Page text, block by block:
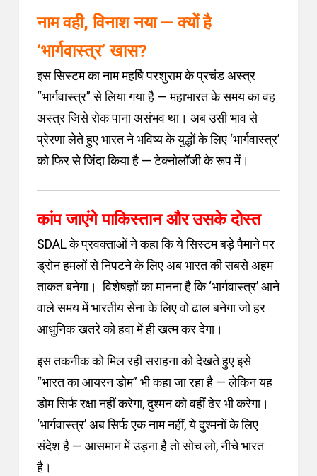
नाम वही, विनाश नया — क्यों है
‘भार्गवास्त्र’ खास?
इस सिस्टम का नाम महर्षि परशुराम के प्रचंड अस्त्र
“भार्गवास्त्र” से लिया गया है — महाभारत के समय का वह
अस्त्र जिसे रोक पाना असंभव था। अब उसी भाव से
प्रेरणा लेते हुए भारत ने भविष्य के युद्धों के लिए ‘भार्गवास्त्र’
को फिर से जिंदा किया है — टेक्नोलॉजी के रूप में।
कांप जाएंगे पाकिस्तान और उसके दोस्त
SDAL के प्रवक्ताओं ने कहा कि ये सिस्टम बड़े पैमाने पर
ड्रोन हमलों से निपटने के लिए अब भारत की सबसे अहम
ताकत बनेगा। विशेषज्ञों का मानना है कि ‘भार्गवास्त्र’ आने
वाले समय में भारतीय सेना के लिए वो ढाल बनेगा जो हर
आधुनिक खतरे को हवा में ही खत्म कर देगा।
इस तकनीक को मिल रही सराहना को देखते हुए इसे
“भारत का आयरन डोम” भी कहा जा रहा है — लेकिन यह
डोम सिर्फ रक्षा नहीं करेगा, दुश्मन को वहीं ढेर भी करेगा।
‘भार्गवास्त्र’ अब सिर्फ एक नाम नहीं, ये दुश्मनों के लिए
संदेश है — आसमान में उड़ना है तो सोच लो, नीचे भारत
है।